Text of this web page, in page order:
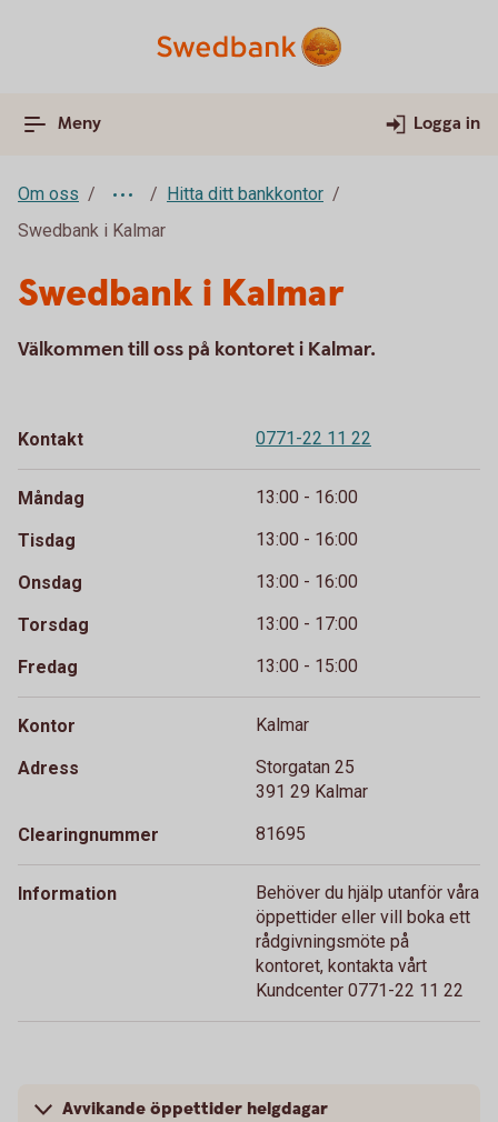
Meny Logga in
Om oss
Hitta ditt bankkontor
Swedbank i Kalmar
Swedbank i Kalmar
Välkommen till oss på kontoret i Kalmar.
Kontakt 0771-22 11 22
Måndag 13:00 - 16:00
Tisdag 13:00 - 16:00
Onsdag 13:00 - 16:00
Torsdag 13:00 - 17:00
Fredag 13:00 - 15:00
Kontor Kalmar
Adress
Storgatan 25
391 29 Kalmar
Clearingnummer 81695
Information
Behöver du hjälp utanför våra
öppettider eller vill boka ett
rådgivningsmöte på
kontoret, kontakta vårt
Kundcenter 0771-22 11 22
Avvikande öppettider helgdagar